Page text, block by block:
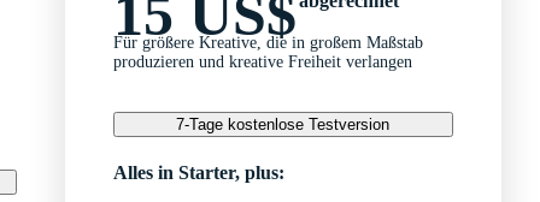
15 US$
Für größere Kreative, die in großem Maßstab
produzieren und kreative Freiheit verlangen
7-Tage kostenlose Testversion
Alles in Starter, plus: